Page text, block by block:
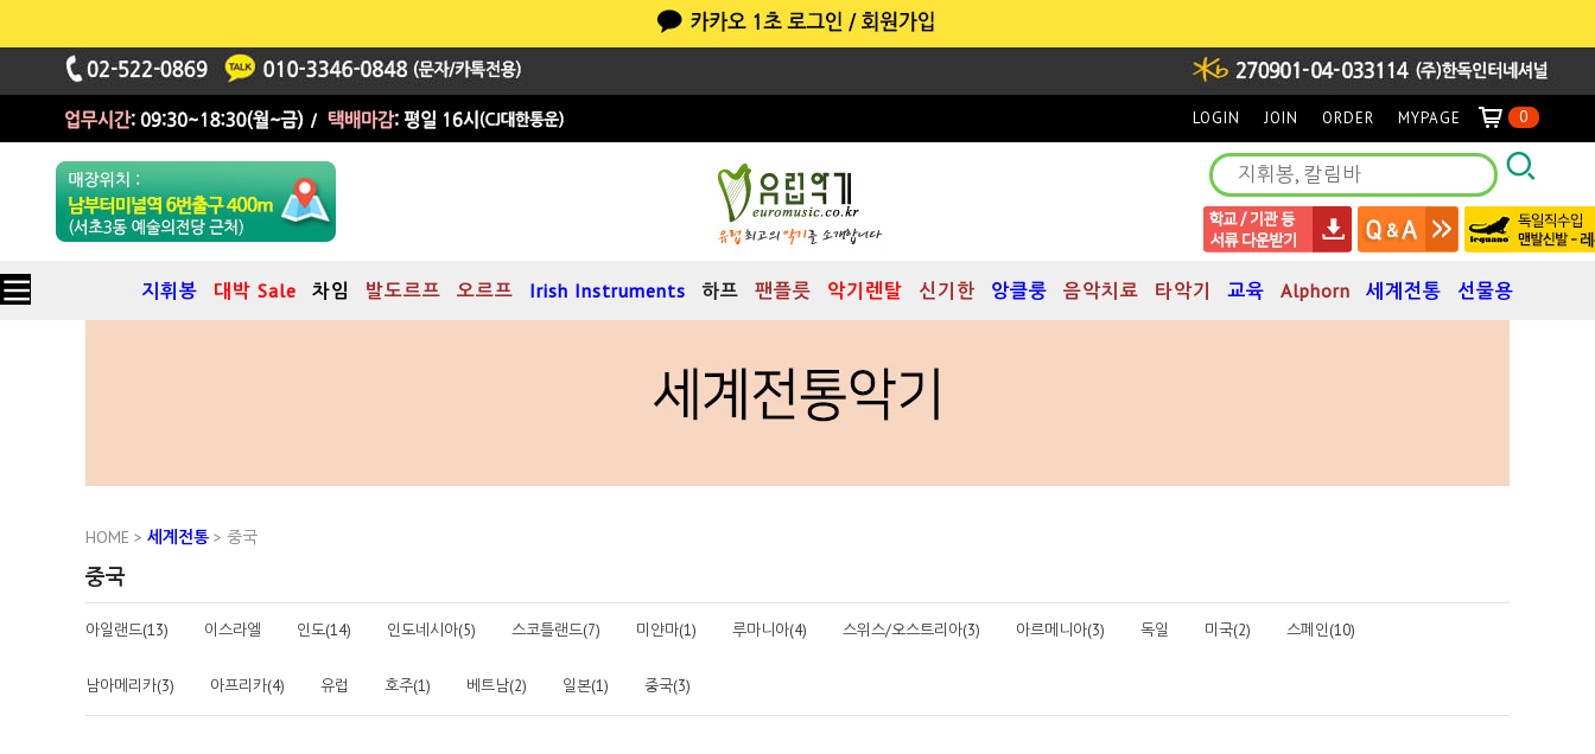
LOGIN JOIN ORDER MYPAGE 0
지휘봉 대박 Sale 차임 발도르프 오르프 Irish Instruments 하프 팬플릇 악기렌탈 신기한 앙클룽 음악치료 타악기 교육 Alphorn 세계전통 선물용
HOME > 세계전통 > 중국
중국
아일랜드(13) 이스라엘 인도(14) 인도네시아(5) 스코틀랜드(7) 미얀마(1) 루마니아(4) 스위스/오스트리아(3) 아르메니아(3) 독일 미국(2) 스페인(10)
남아메리카(3) 아프리카(4) 유럽 호주(1) 베트남(2) 일본(1) 중국(3)